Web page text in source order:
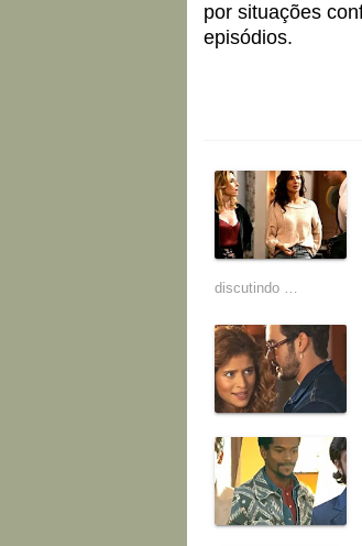
por situações
episódios.
discutindo …